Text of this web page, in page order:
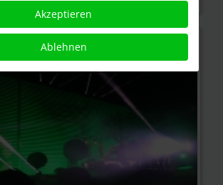
Akzeptieren
Ablehnen